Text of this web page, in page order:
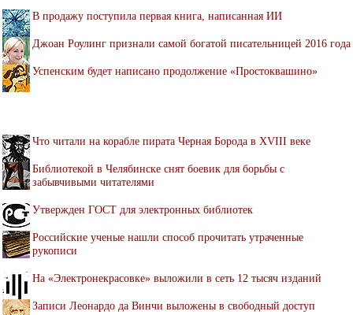
В продажу поступила первая книга, написанная ИИ
Джоан Роулинг признали самой богатой писательницей 2016 года
Успенским будет написано продолжение «Простоквашино»
Что читали на корабле пирата Черная Борода в XVIII веке
Библиотекой в Челябинске снят боевик для борьбы с
забывчивыми читателями
Утвержден ГОСТ для электронных библиотек
Российские ученые нашли способ прочитать утраченные
рукописи
На «Электронекрасовке» выложили в сеть 12 тысяч изданий
Записи Леонардо да Винчи выложены в свободный доступ